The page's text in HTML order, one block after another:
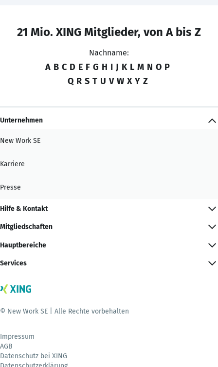
21 Mio. XING Mitglieder, von A bis Z
Nachname:
A B C D E F G H I J K L M N O P
Q R S T U V W X Y Z
Unternehmen
New Work SE
Karriere
Presse
Hilfe & Kontakt
Mitgliedschaften
Hauptbereiche
Services
© New Work SE | Alle Rechte vorbehalten
Impressum
AGB
Datenschutz bei XING